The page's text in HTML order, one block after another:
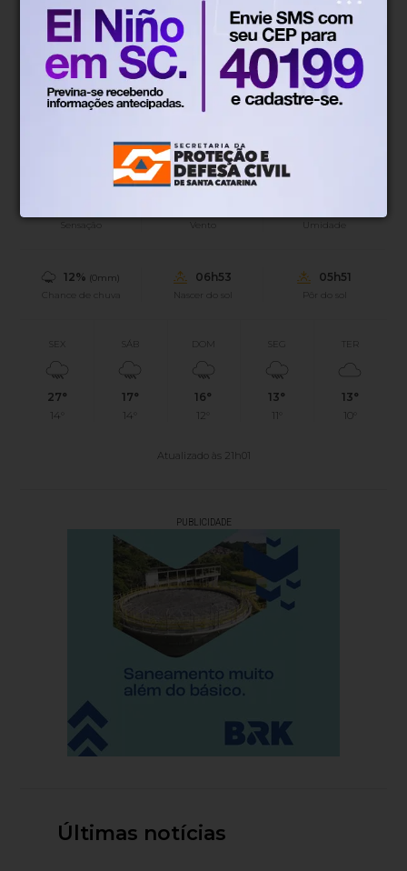
Operação 'Caminho Sem Volta' cumpre 28 mandados de
busca em sete cidades, incluindo Foz do Iguaçu, no
Paraná.
Blumenau, SC
16°
Mín.19°
Vento Umidade
12% (0mm)
Chance de chuva
06h53
Nascer do sol
05h51
Pôr do sol
SEX
27°
14°
SÁB
17°
14°
DOM
16°
12°
SEG
13°
11°
TER
13°
10°
Atualizado às 21h01
PUBLICIDADE
Últimas notícias